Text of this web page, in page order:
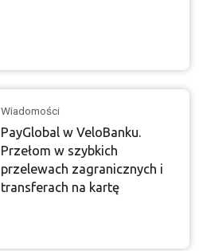
Wiadomości
PayGlobal w VeloBanku.
Przełom w szybkich
przelewach zagranicznych i
transferach na kartę